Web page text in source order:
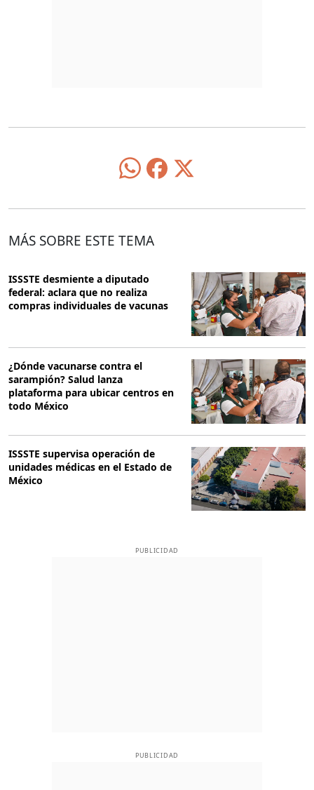
MÁS SOBRE ESTE TEMA
ISSSTE desmiente a diputado
federal: aclara que no realiza
compras individuales de vacunas
¿Dónde vacunarse contra el
sarampión? Salud lanza
plataforma para ubicar centros en
todo México
ISSSTE supervisa operación de
unidades médicas en el Estado de
México
PUBLICIDAD
PUBLICIDAD